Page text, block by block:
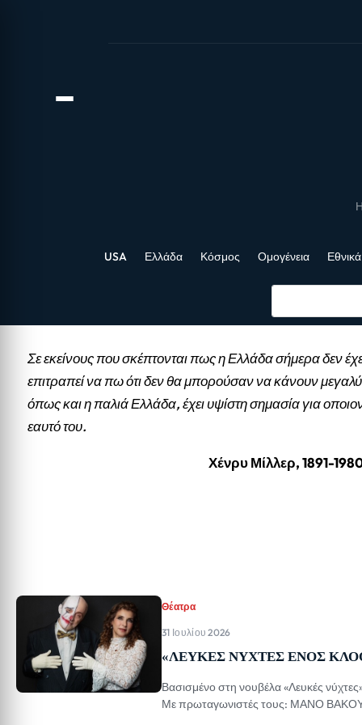
USA Ελλάδα Κόσμος Ομογένεια
Σε εκείνους που σκέπτονται πως η Ελλάδα σήμερα δεν
επιτραπεί να πω ότι δεν θα μπορούσαν να κάνουν
όπως και η παλιά Ελλάδα, έχει υψίστη σημασία για
εαυτό του.
Χένρυ Μίλλερ, 1891-
Θέατρα
31 Ιουλίου 2026
«ΛΕΥΚΕΣ ΝΥΧΤΕΣ ΕΝΟΣ
Βασισμένο στη νουβέλα «Λευκές
Με πρωταγωνιστές τους: ΜΑΝΟ